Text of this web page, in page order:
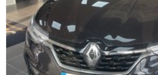
Appel d'Urgence Renault
Avertisseur de franchissement de ligne
Banquette AR coulissante